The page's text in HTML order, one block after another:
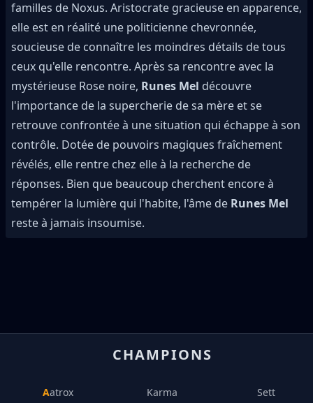
familles de Noxus. Aristocrate gracieuse en apparence,
elle est en réalité une politicienne chevronnée,
soucieuse de connaître les moindres détails de tous
ceux qu'elle rencontre. Après sa rencontre avec la
mystérieuse Rose noire, Runes Mel découvre
l'importance de la supercherie de sa mère et se
retrouve confrontée à une situation qui échappe à son
contrôle. Dotée de pouvoirs magiques fraîchement
révélés, elle rentre chez elle à la recherche de
réponses. Bien que beaucoup cherchent encore à
tempérer la lumière qui l'habite, l'âme de Runes Mel
reste à jamais insoumise.
CHAMPIONS
Aatrox Karma Sett